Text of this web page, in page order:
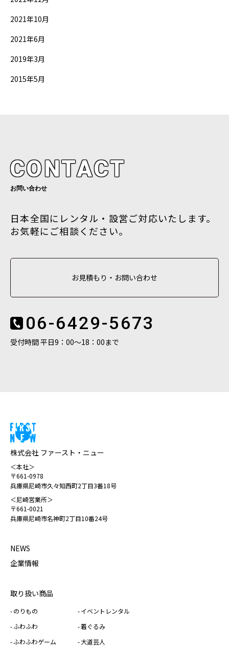
2021年10月
2021年6月
2019年3月
2015年5月
CONTACT
お問い合わせ
日本全国にレンタル・設営ご対応いたします。
お気軽にご相談ください。
お見積もり・お問い合わせ
06-6429-5673
受付時間 平日9：00〜18：00まで
株式会社 ファースト・ニュー
＜本社＞
〒661-0978
兵庫県尼崎市久々知西町2丁目3番18号
＜尼崎営業所＞
〒661-0021
兵庫県尼崎市名神町2丁目10番24号
NEWS
企業情報
取り扱い商品
のりもの
ふわふわ
ふわふわゲーム
イベントレンタル
着ぐるみ
大道芸人